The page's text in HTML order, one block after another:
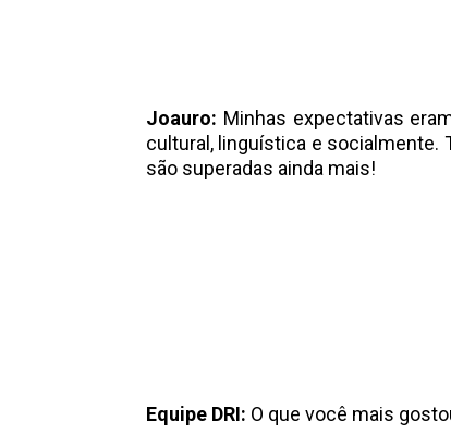
Joauro: Minhas expectativas
cultural, linguística e socialmente.
são superadas ainda mais!
Equipe DRI: O que você mais